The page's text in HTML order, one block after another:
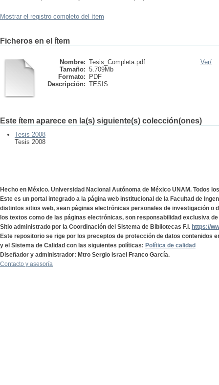
Mostrar el registro completo del ítem
Ficheros en el ítem
Nombre: Tesis_Completa.pdf
Tamaño: 5.709Mb
Formato:
PDF
Descripción: TESIS
Ver/
Este ítem aparece en la(s) siguiente(s) colección(ones)
Tesis 2008
Tesis 2008
Hecho en México. Universidad Nacional Autónoma de México UNAM. Todos
Este es un portal integrado a la página web institucional de la Facultad de
distintos sitios web, sean páginas electrónicas personales de investigación o
los textos como de las páginas electrónicas, son responsabilidad exclusiva
Sitio administrado por la Coordinación del Sistema de Bibliotecas F.I. https://
Este repositorio se rige por los preceptos de protección de datos contenidos
y el Sistema de Calidad con las siguientes políticas: Política de calidad
Diseñador y administrador: Mtro Sergio Israel Franco García.
Contacto y asesoría